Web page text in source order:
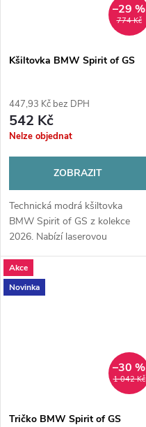
774 Kč
–29 %
Kšiltovka BMW Spirit of GS
447,93 Kč bez DPH
542 Kč
Nelze objednat
ZOBRAZIT
Technická modrá kšiltovka
BMW Spirit of GS z kolekce
2026. Nabízí laserovou
sendvičový kšilt a nastavitelné
zapínání pro maximální komfort
na cestách.
Akce
Novinka
1 042 Kč
–30 %
Tričko BMW Spirit of GS